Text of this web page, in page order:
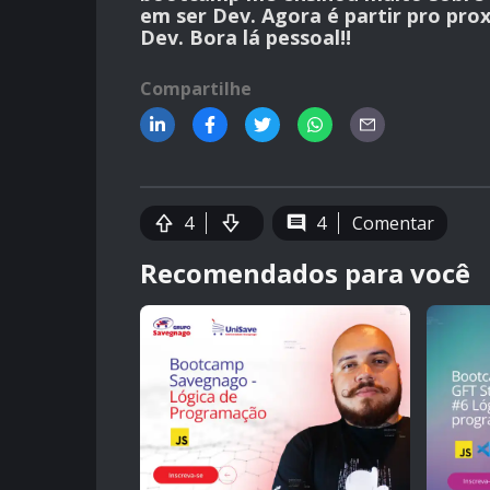
em ser Dev. Agora é partir pro
Dev. Bora lá pessoal!!
Compartilhe
4 4 Comentar
Recomendados para você